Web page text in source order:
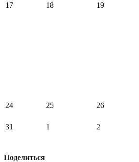
17 18 19
24 25 26
31 1 2
Поделиться